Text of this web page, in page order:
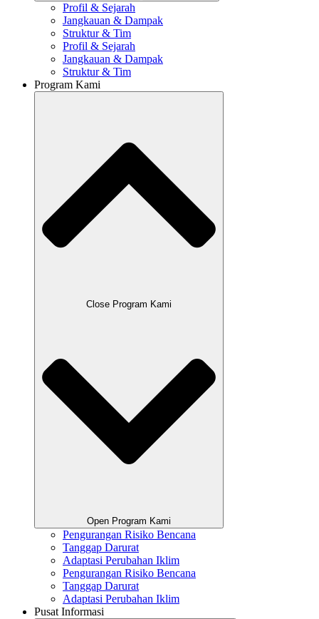
Profil & Sejarah
Jangkauan & Dampak
Struktur & Tim
Profil & Sejarah
Jangkauan & Dampak
Struktur & Tim
Program Kami
Close Program Kami
Open Program Kami
Pengurangan Risiko Bencana
Tanggap Darurat
Adaptasi Perubahan Iklim
Pengurangan Risiko Bencana
Tanggap Darurat
Adaptasi Perubahan Iklim
Pusat Informasi